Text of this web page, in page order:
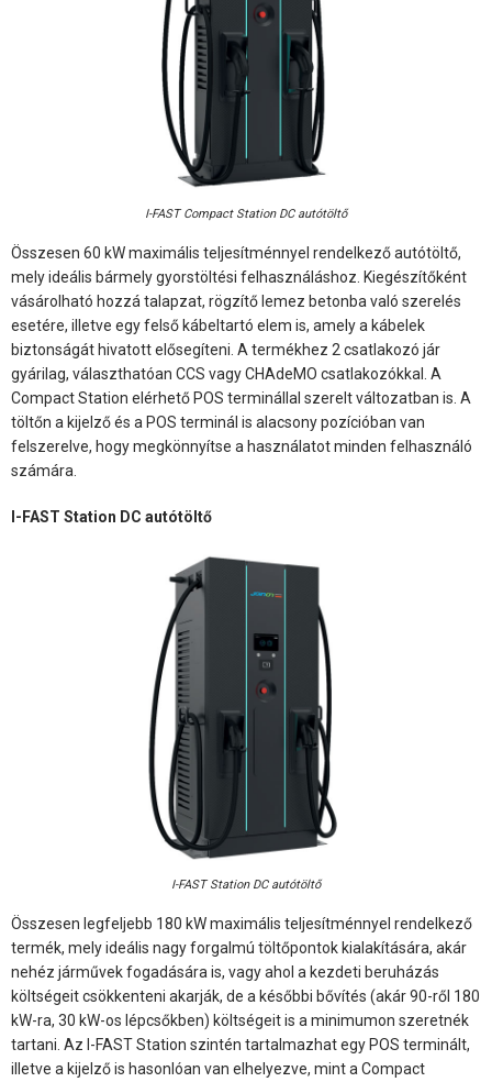
I-FAST Compact Station DC autótöltő
Összesen 60 kW maximális teljesítménnyel rendelkező autótöltő,
mely ideális bármely gyorstöltési felhasználáshoz. Kiegészítőként
vásárolható hozzá talapzat, rögzítő lemez betonba való szerelés
esetére, illetve egy felső kábeltartó elem is, amely a kábelek
biztonságát hivatott elősegíteni. A termékhez 2 csatlakozó jár
gyárilag, választhatóan CCS vagy CHAdeMO csatlakozókkal. A
Compact Station elérhető POS terminállal szerelt változatban is. A
töltőn a kijelző és a POS terminál is alacsony pozícióban van
felszerelve, hogy megkönnyítse a használatot minden felhasználó
számára.
I-FAST Station DC autótöltő
I-FAST Station DC autótöltő
Összesen legfeljebb 180 kW maximális teljesítménnyel rendelkező
termék, mely ideális nagy forgalmú töltőpontok kialakítására, akár
nehéz járművek fogadására is, vagy ahol a kezdeti beruházás
költségeit csökkenteni akarják, de a későbbi bővítés (akár 90-ről 180
kW-ra, 30 kW-os lépcsőkben) költségeit is a minimumon szeretnék
tartani. Az I-FAST Station szintén tartalmazhat egy POS terminált,
illetve a kijelző is hasonlóan van elhelyezve, mint a Compact